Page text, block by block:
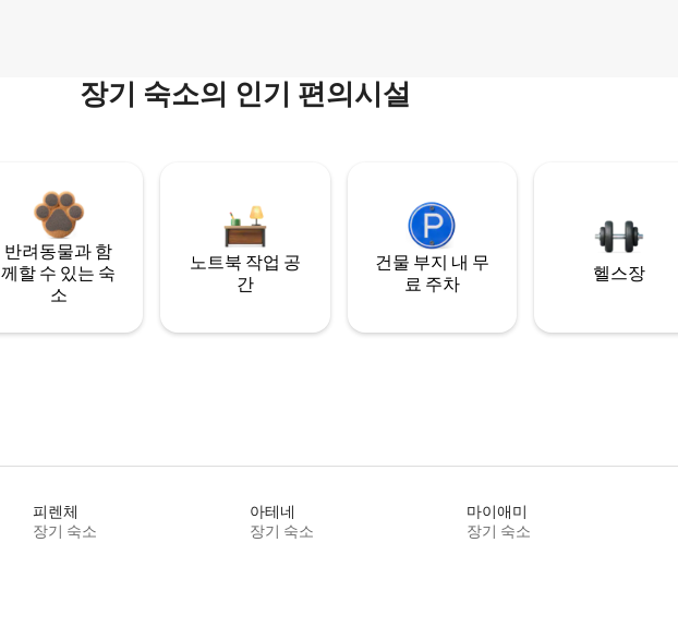
장기 숙소의 인기 편의시설
반려동물과 함
께할 수 있는 숙
소
노트북 작업 공
간
건물 부지 내 무
료 주차
헬스장
피렌체
장기 숙소
아테네
장기 숙소
마이애미
장기 숙소